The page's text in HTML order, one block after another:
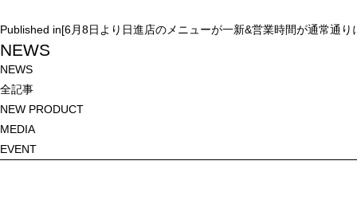
投
稿
ナ
ビ
ゲ
ー
シ
Published in[6月8日より日進店のメニューが一新&営業時間が通常通り
NEWS
NEWS
全記事
NEW PRODUCT
MEDIA
EVENT